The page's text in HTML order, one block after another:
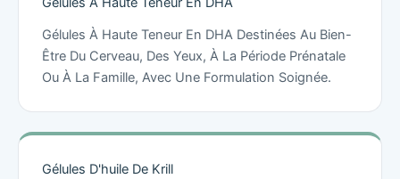
Gélules À Haute Teneur En DHA Destinées Au Bien-
Être Du Cerveau, Des Yeux, À La Période Prénatale
Ou À La Famille, Avec Une Formulation Soignée.
Gélules D'huile De Krill